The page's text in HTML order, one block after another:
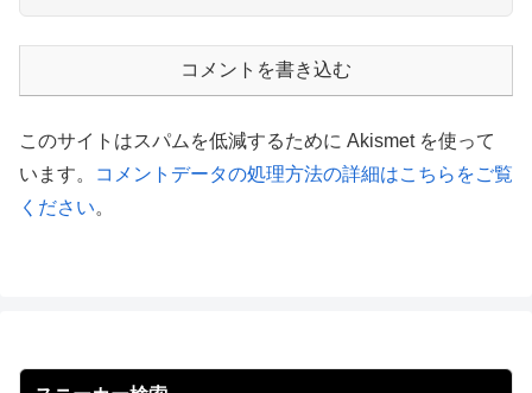
コメントを書き込む
このサイトはスパムを低減するために Akismet を使って
います。
コメントデータの処理方法の詳細はこちらをご覧
ください。